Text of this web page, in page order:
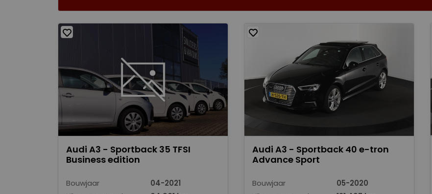
Audi A3 - Sportback 35 TFSI
Business edition
Bouwjaar
04-2021
Audi A3 - Sportback 40 e-tron
Advance Sport
Bouwjaar
05-2020